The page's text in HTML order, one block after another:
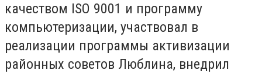
качеством ISO 9001 и программу
компьютеризации, участвовал в
реализации программы активизации
районных советов Люблина, внедрил